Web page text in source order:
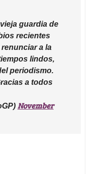
guardia de
recientes
a la
lindos,
periodismo.
a todos
November